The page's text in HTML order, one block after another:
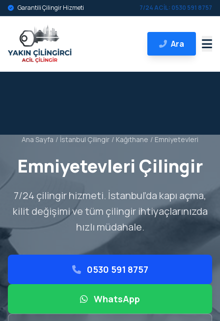
Garantili Çilingir Hizmeti 7/24 ACİL: 0530 591 8757
Ara
Ana Sayfa / İstanbul Çilingir / Kağıthane / Emniyetevleri
Emniyetevleri Çilingir
7/24 çilingir hizmeti. İstanbul’da kapı açma,
kilit değişimi ve tüm çilingir ihtiyaçlarınızda
hızlı müdahale.
0530 591 8757
WhatsApp